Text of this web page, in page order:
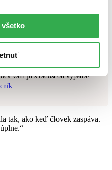
zadaným podmienkam.
výraz.
knihu?
vám ju s radosťou vypátra!
tak, ako keď človek zaspáva.